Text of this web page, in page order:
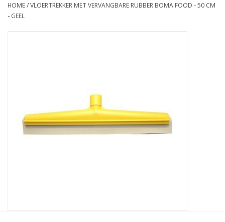
Blog
HOME/VLOERTREKKER MET VERVANGBARE RUBBER BOMA FOOD - 50 CM
- GEEL